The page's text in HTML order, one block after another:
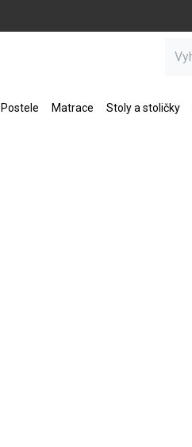
Postele Matrace Stoly a stoličky